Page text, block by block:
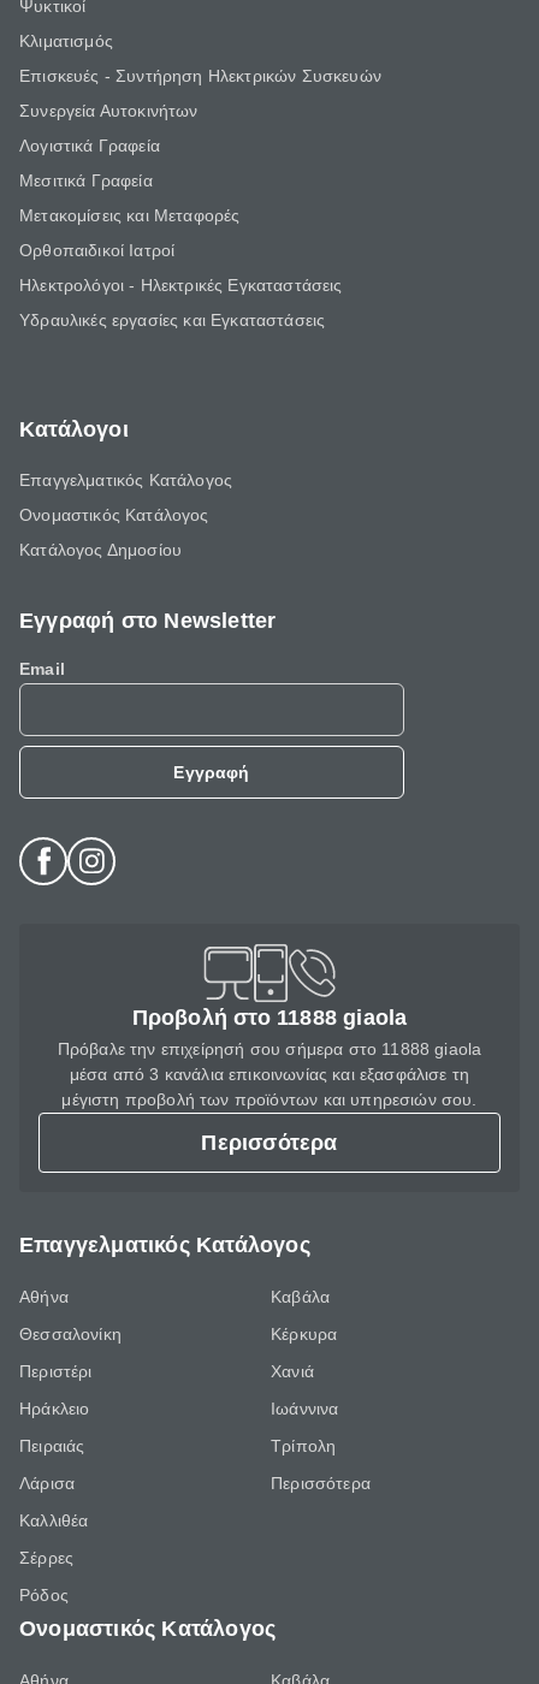
Ψυκτικοί
Κλιματισμός
Επισκευές - Συντήρηση Ηλεκτρικών Συσκευών
Συνεργεία Αυτοκινήτων
Λογιστικά Γραφεία
Μεσιτικά Γραφεία
Μετακομίσεις και Μεταφορές
Ορθοπαιδικοί Ιατροί
Ηλεκτρολόγοι - Ηλεκτρικές Εγκαταστάσεις
Υδραυλικές εργασίες και Εγκαταστάσεις
Κατάλογοι
Επαγγελματικός Κατάλογος
Ονομαστικός Κατάλογος
Κατάλογος Δημοσίου
Εγγραφή στο Newsletter
Email
Εγγραφή
Προβολή στο 11888 giaola
Πρόβαλε την επιχείρησή σου σήμερα στο 11888 giaola
μέσα από 3 κανάλια επικοινωνίας και εξασφάλισε τη
μέγιστη προβολή των προϊόντων και υπηρεσιών σου.
Περισσότερα
Επαγγελματικός Κατάλογος
Αθήνα
Θεσσαλονίκη
Περιστέρι
Ηράκλειο
Πειραιάς
Λάρισα
Καλλιθέα
Σέρρες
Ρόδος
Καβάλα
Κέρκυρα
Χανιά
Ιωάννινα
Τρίπολη
Περισσότερα
Ονομαστικός Κατάλογος